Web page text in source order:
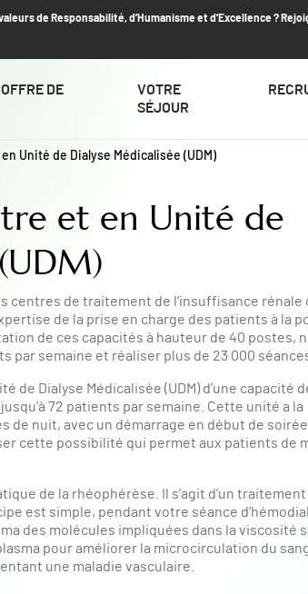
de Responsabilité, d’Humanisme et d’Excellence ?
DE
VOTRE
SÉJOUR
Unité de Dialyse Médicalisée (UDM)
et en Unité de
centres de traitement de l’insuffisance rénale
de la prise en charge des patients à la
de ces capacités à hauteur de 40 postes,
par semaine et réaliser plus de 23 000
Dialyse Médicalisée (UDM) d’une capacité
72 patients par semaine. Cette unité a la
nuit, avec un démarrage en début de
cette possibilité qui permet aux patients de
de la rhéophérèse. Il s’agit d’un
est simple, pendant votre séance
des molécules impliquées dans la viscosité
pour améliorer la microcirculation du
une maladie vasculaire.